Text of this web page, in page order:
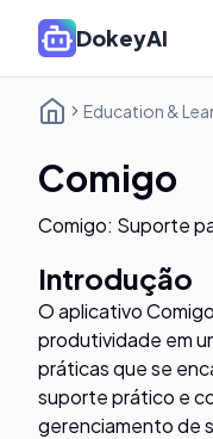
DokeyAI
Education &
Comigo
Comigo: Suporte
Introdução
O aplicativo
produtividade em
práticas que se
suporte prático e
gerenciamento de